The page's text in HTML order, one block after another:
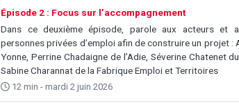
Épisode 2 : Focus sur l’accompagnement
Dans ce deuxième épisode, parole aux acteurs et
personnes privées d’emploi afin de construire un projet :
Yonne, Perrine Chadaigne de l’Adie, Séverine Chatenet
Sabine Charannat de la Fabrique Emploi et Territoires
12 min - mardi 2 juin 2026